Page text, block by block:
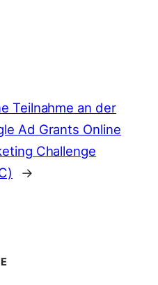
Teilnahme an der
Ad Grants Online
Challenge
→